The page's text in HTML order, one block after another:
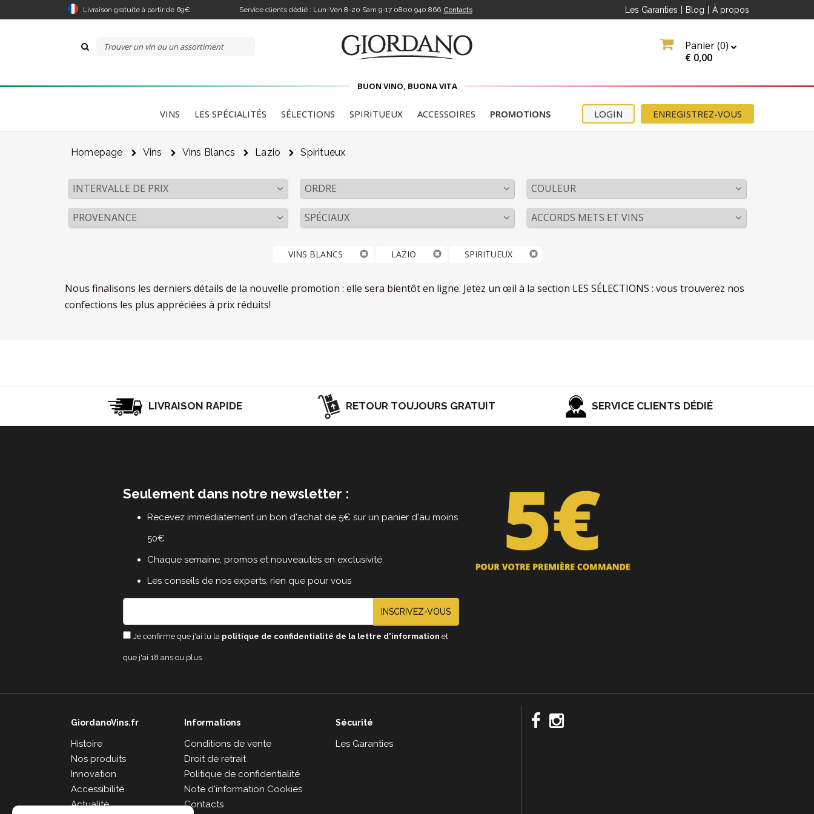
Livraison gratuite à partir de 69€. Service clients dédié : Lun-Ven 8-20 Sam 9-170800 940 866 Contacts Les Garanties Blog À propos
Panier (0)
€ 0,00
BUON VINO, BUONA VITA
VINS LES SPÉCIALITÉS SÉLECTIONS SPIRITUEUX ACCESSOIRES PROMOTIONS ENREGISTREZ-VOUS
LOGIN
Homepage Vins Vins Blancs Lazio Spiritueux
INTERVALLE DE PRIX ORDRE COULEUR
PROVENANCE SPÉCIAUX ACCORDS METS ET VINS
VINS BLANCS LAZIO SPIRITUEUX
Nous finalisons les derniers détails de la nouvelle promotion : elle sera bientôt en ligne. Jetez un œil à la section LES SÉLECTIONS : vous trouverez nos
confections les plus appréciées à prix réduits!
LIVRAISON RAPIDE RETOUR TOUJOURS GRATUIT SERVICE CLIENTS DÉDIÉ
Seulement dans notre newsletter :
Recevez immédiatement un bon d'achat de 5€ sur un panier d'au moins
50€
Chaque semaine, promos et nouveautés en exclusivité
Les conseils de nos experts, rien que pour vous
INSCRIVEZ-VOUS
Je confirme que j'ai lu la politique de confidentialité de la lettre d'information et
que j'ai 18 ans ou plus
GiordanoVins.fr
Histoire
Nos produits
Innovation
Accessibilité
Actualité
Informations
Conditions de vente
Droit de retrait
Politique de confidentialité
Note d'information Cookies
Contacts
Sécurité
Les Garanties